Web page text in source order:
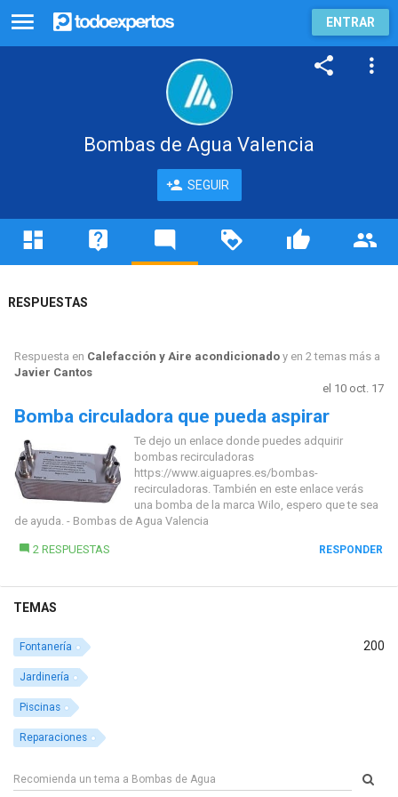
ENTRAR
Bombas de Agua Valencia
SEGUIR
RESPUESTAS
Respuesta en Calefacción y Aire acondicionadoy en 2 temas más a
Javier Cantos
el 10 oct. 17
Bomba circuladora que pueda aspirar
Te dejo un enlace donde puedes adquirir
bombas recirculadoras
https://www.aiguapres.es/bombas-
recirculadoras. También en este enlace verás
una bomba de la marca Wilo, espero que te sea
de ayuda. - Bombas de Agua Valencia
2 RESPUESTAS RESPONDER
TEMAS
200
Fontanería
Jardinería
Piscinas
Reparaciones